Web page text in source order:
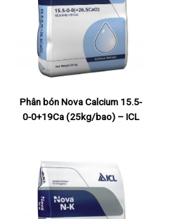
Phân bón Nova Calcium 15.5-
0-0+19Ca (25kg/bao) – ICL